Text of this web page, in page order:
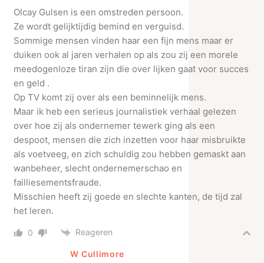
Olcay Gulsen is een omstreden persoon.
Ze wordt gelijktijdig bemind en verguisd.
Sommige mensen vinden haar een fijn mens maar er
duiken ook al jaren verhalen op als zou zij een morele
meedogenloze tiran zijn die over lijken gaat voor succes
en geld .
Op TV komt zij over als een beminnelijk mens.
Maar ik heb een serieus journalistiek verhaal gelezen
over hoe zij als ondernemer tewerk ging als een
despoot, mensen die zich inzetten voor haar misbruikte
als voetveeg, en zich schuldig zou hebben gemaskt aan
wanbeheer, slecht ondernemerschao en
failliesementsfraude.
Misschien heeft zij goede en slechte kanten, de tijd zal
het leren.
0 Reageren
W Cullimore